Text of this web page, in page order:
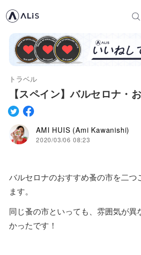
トラベル
【スペイン】バルセロナ・
AMI HUIS (Ami Kawanishi)
2020/03/06 08:23
バルセロナのおすすめ蚤の市を二つ
ます。
同じ蚤の市といっても、雰囲気が異
かったです！